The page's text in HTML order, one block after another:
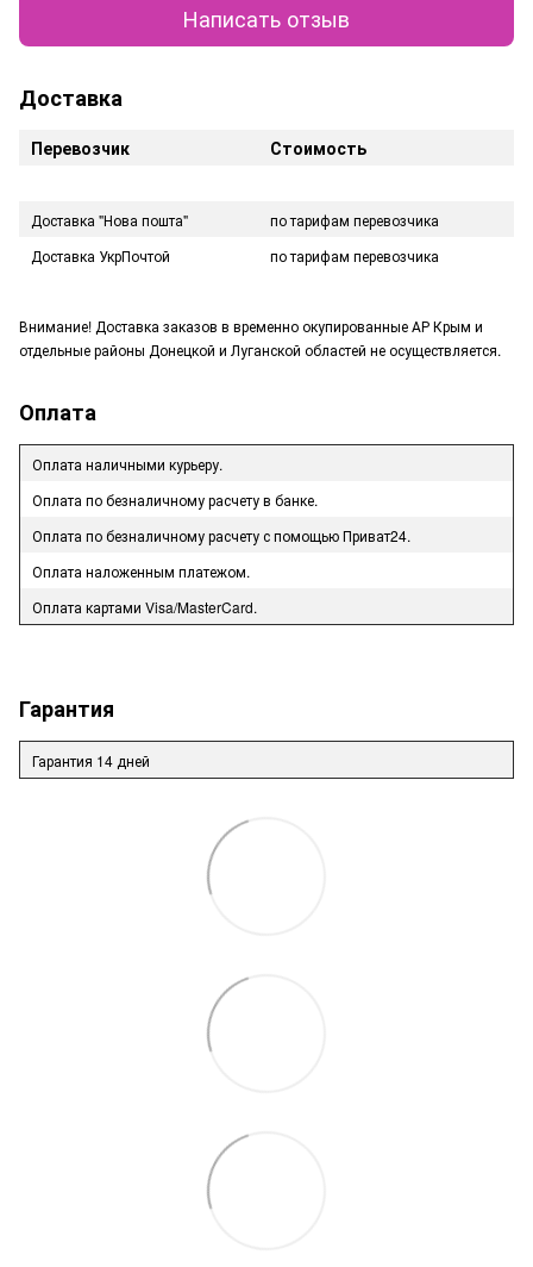
Написать отзыв
Доставка
Перевозчик Стоимость
Доставка "Нова пошта"
по тарифам перевозчика
Доставка УкрПочтой
по тарифам перевозчика
Внимание! Доставка заказов в временно окупированные АР Крым и
отдельные районы Донецкой и Луганской областей не осуществляется.
Оплата
Оплата наличными курьеру.
Оплата по безналичному расчету в банке.
Оплата по безналичному расчету с помощью Приват24.
Оплата наложенным платежом.
Оплата картами Visa/MasterCard.
Гарантия
Гарантия 14 дней